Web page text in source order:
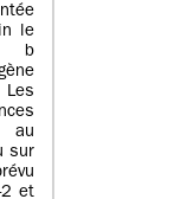
le
b
au
sur
et